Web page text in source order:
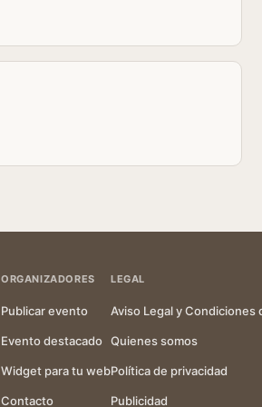
ORGANIZADORES
Publicar evento
Evento destacado
Widget para tu web
Contacto
LEGAL
Aviso Legal y Condiciones
Quienes somos
Política de privacidad
Publicidad